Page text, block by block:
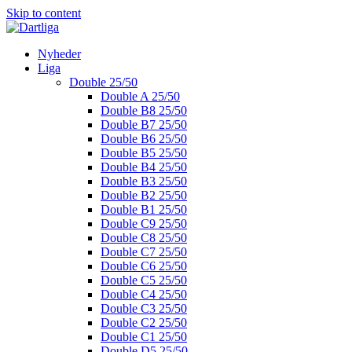
Skip to content
Nyheder
Liga
Double 25/50
Double A 25/50
Double B8 25/50
Double B7 25/50
Double B6 25/50
Double B5 25/50
Double B4 25/50
Double B3 25/50
Double B2 25/50
Double B1 25/50
Double C9 25/50
Double C8 25/50
Double C7 25/50
Double C6 25/50
Double C5 25/50
Double C4 25/50
Double C3 25/50
Double C2 25/50
Double C1 25/50